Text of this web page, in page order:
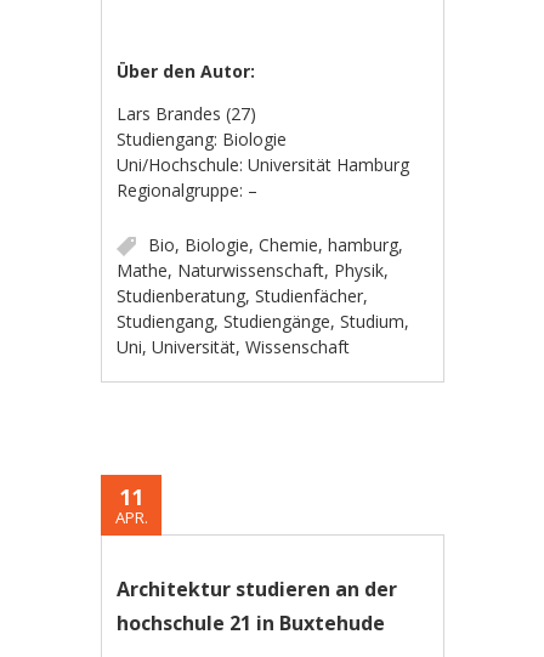
Über den Autor:
Lars Brandes (27)
Studiengang: Biologie
Uni/Hochschule: Universität Hamburg
Regionalgruppe: –
Bio, Biologie,Chemie,hamburg,
Mathe, Naturwissenschaft, Physik,
Studienberatung,Studienfächer,
Studiengang,Studiengänge,Studium,
Uni,Universität,Wissenschaft
11
APR.
Architektur studieren an der
hochschule 21 in Buxtehude